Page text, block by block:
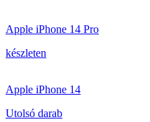
Apple iPhone 14 Pro
készleten
Apple iPhone 14
Utolsó darab